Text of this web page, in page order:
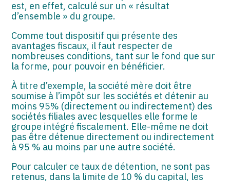
est, en effet, calculé sur un « résultat
d’ensemble » du groupe.
Comme tout dispositif qui présente des
avantages fiscaux, il faut respecter de
nombreuses conditions, tant sur le fond que sur
la forme, pour pouvoir en bénéficier.
À titre d’exemple, la société mère doit être
soumise à l’impôt sur les sociétés et détenir au
moins 95% (directement ou indirectement) des
sociétés filiales avec lesquelles elle forme le
groupe intégré fiscalement. Elle-même ne doit
pas être détenue directement ou indirectement
à 95 % au moins par une autre société.
Pour calculer ce taux de détention, ne sont pas
retenus, dans la limite de 10 % du capital, les